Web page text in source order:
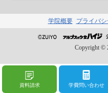
資料請求 学費問い合わせ
学院概要 プライバ
Copyright ©